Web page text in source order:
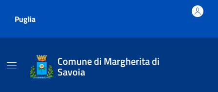
Puglia
Comune di Margherita di
Savoia